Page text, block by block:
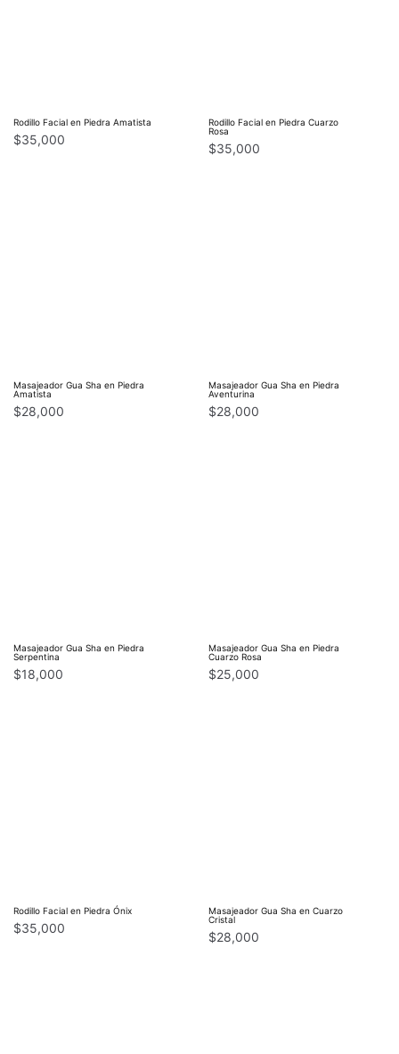
Rodillo Facial en Piedra Amatista
$35,000
Rodillo Facial en Piedra Cuarzo
Rosa
$35,000
Masajeador Gua Sha en Piedra
Amatista
$28,000
Masajeador Gua Sha en Piedra
Aventurina
$28,000
Masajeador Gua Sha en Piedra
Serpentina
$18,000
Masajeador Gua Sha en Piedra
Cuarzo Rosa
$25,000
Rodillo Facial en Piedra Ónix
$35,000
Masajeador Gua Sha en Cuarzo
Cristal
$28,000